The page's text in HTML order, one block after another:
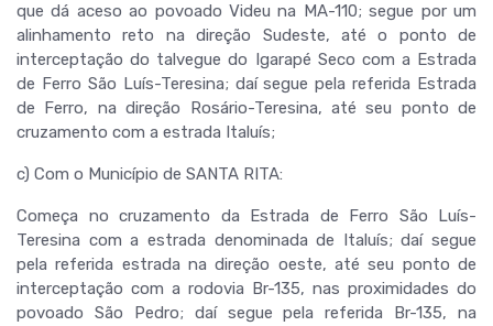
que dá aceso ao povoado Videu na MA-110; segue por um
alinhamento reto na direção Sudeste, até o ponto de
interceptação do talvegue do Igarapé Seco com a Estrada
de Ferro São Luís-Teresina; daí segue pela referida Estrada
de Ferro, na direção Rosário-Teresina, até seu ponto de
cruzamento com a estrada Italuís;
c) Com o Município de SANTA RITA:
Começa no cruzamento da Estrada de Ferro São Luís-
Teresina com a estrada denominada de Italuís; daí segue
pela referida estrada na direção oeste, até seu ponto de
interceptação com a rodovia Br-135, nas proximidades do
povoado São Pedro; daí segue pela referida Br-135, na